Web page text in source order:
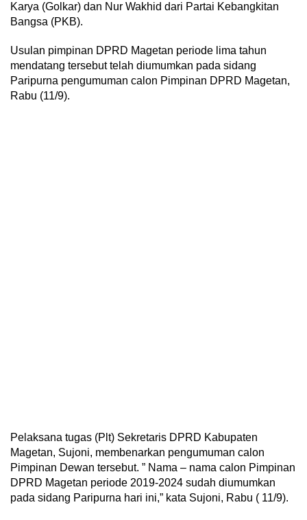
Karya (Golkar) dan Nur Wakhid dari Partai Kebangkitan
Bangsa (PKB).
Usulan pimpinan DPRD Magetan periode lima tahun
mendatang tersebut telah diumumkan pada sidang
Paripurna pengumuman calon Pimpinan DPRD Magetan,
Rabu (11/9).
Pelaksana tugas (Plt) Sekretaris DPRD Kabupaten
Magetan, Sujoni, membenarkan pengumuman calon
Pimpinan Dewan tersebut. ” Nama – nama calon Pimpinan
DPRD Magetan periode 2019-2024 sudah diumumkan
pada sidang Paripurna hari ini,” kata Sujoni, Rabu ( 11/9).